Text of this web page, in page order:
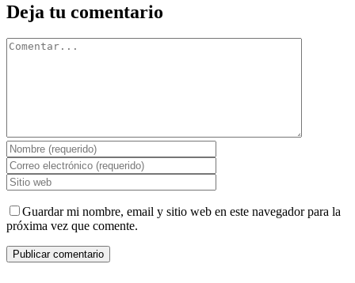
Deja tu comentario
Comentar
Guardar mi nombre, email y sitio web en este navegador para la
próxima vez que comente.